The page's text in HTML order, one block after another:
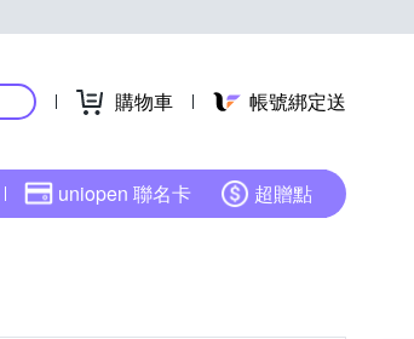
購物車 帳號綁定送
uniopen 聯名卡 超贈點